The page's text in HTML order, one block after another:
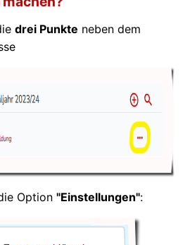
drei Punkte neben dem
Option "Einstellungen":